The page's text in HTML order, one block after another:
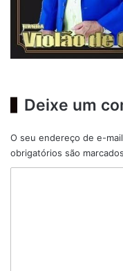
Deixe um
O seu endereço de e-
obrigatórios são